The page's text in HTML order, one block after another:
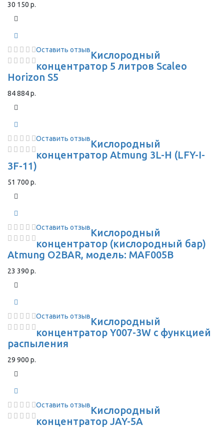
30 150 р.
Оставить отзывКислородный
концентратор 5 литров Scaleo
Horizon S5
84 884 р.
Оставить отзывКислородный
концентратор Atmung 3L-H (LFY-I-
3F-11)
51 700 р.
Оставить отзывКислородный
концентратор (кислородный бар)
Atmung O2BAR, модель: MAF005B
23 390 р.
Оставить отзывКислородный
концентратор Y007-3W с функцией
распыления
29 900 р.
Оставить отзывКислородный
концентратор JAY-5A